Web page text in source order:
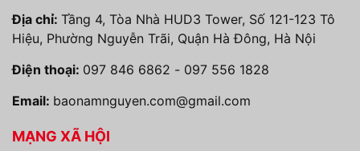
Địa chỉ: Tầng 4, Tòa Nhà HUD3 Tower, Số 121-123 Tô
Hiệu, Phường Nguyễn Trãi, Quận Hà Đông, Hà Nội
Điện thoại: 097 846 6862 - 097 556 1828
Email: baonamnguyen.com@gmail.com
MẠNG XÃ HỘI